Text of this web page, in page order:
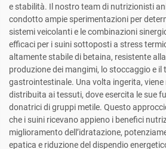
e stabilità. Il nostro team di nutrizionisti
condotto ampie sperimentazioni per
sistemi veicolanti e le combinazioni
efficaci per i suini sottoposti a stress
altamente stabile di betaina, resistente
produzione dei mangimi, lo stoccaggio e il
gastrointestinale. Una volta ingerita,
distribuita ai tessuti, dove esercita le sue
donatrici di gruppi metile. Questo
che i suini ricevano appieno i benefici
miglioramento dell’idratazione,
epatica e riduzione del dispendio